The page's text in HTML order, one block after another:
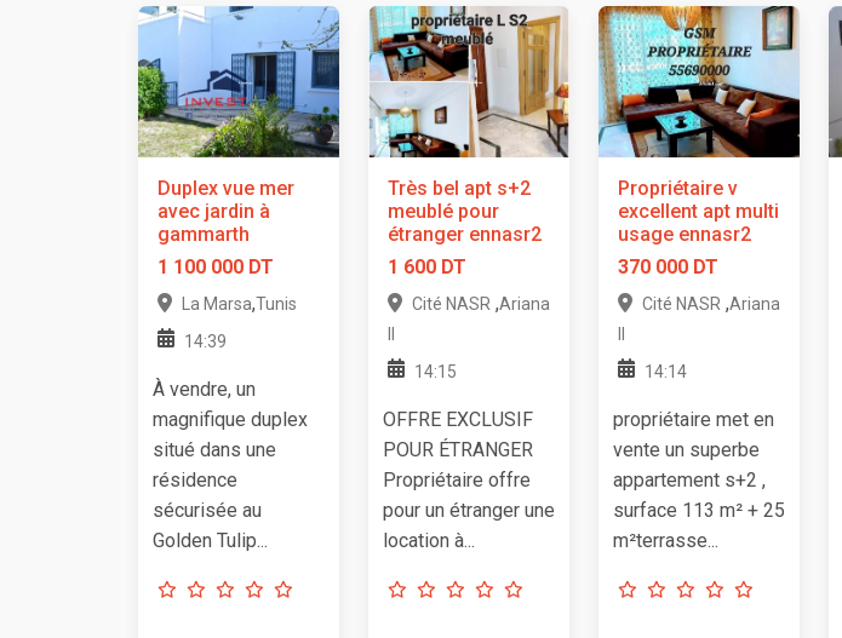
Duplex vue mer
avec jardin à
gammarth
1 100 000 DT
La Marsa,Tunis
14:39
À vendre, un
magnifique duplex
situé dans une
résidence
sécurisée au
Golden Tulip...
Très bel apt s+2
meublé pour
étranger ennasr2
1 600 DT
Cité NASR
II
,Ariana
14:15
OFFRE EXCLUSIF
POUR ÉTRANGER
Propriétaire offre
pour un étranger une
location à...
Propriétaire v
excellent apt multi
usage ennasr2
370 000 DT
Cité NASR
II
,Ariana
14:14
propriétaire met en
vente un superbe
appartement s+2 ,
surface 113 m² + 25
m²terrasse...